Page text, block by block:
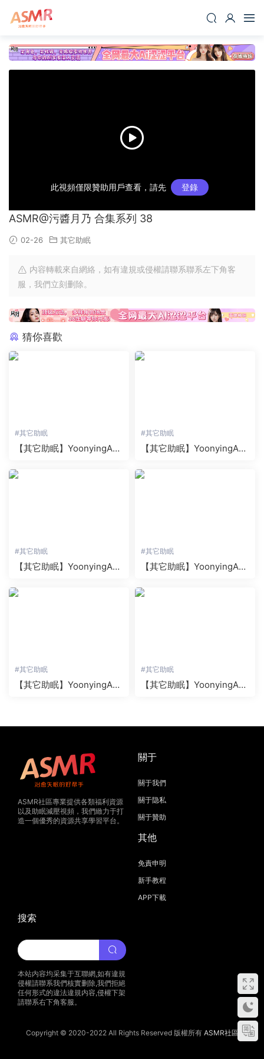
此視頻僅限贊助用戶查看，請先 登錄
ASMR@污醬月乃 合集系列 38
02-26 其它助眠
内容轉載來自網絡，如有違規或侵權請聯系聯系左下角客
服，我們立刻删除。
猜你喜歡
#其它助眠
【其它助眠】YoonyingAS
#其它助眠
【其它助眠】YoonyingAS
的秘密 2
#其它助眠
【其它助眠】YoonyingAS
的秘密 1
#其它助眠
【其它助眠】YoonyingAS
險
#其它助眠
【其它助眠】YoonyingAS
#其它助眠
【其它助眠】YoonyingAS
ASMR社區專業提供各類福利資源
以及助眠減壓視頻，我們緻力于打
造一個優秀的資源共享學習平台。
關于
關于我們
關于隐私
關于贊助
其他
免責申明
新手教程
APP下載
搜索
本站内容均采集于互聯網,如有違規
侵權請聯系我們核實删除,我們拒絕
任何形式的違法違規内容,侵權下架
請聯系右下角客服。
Copyright © 2020-2022 All Rights Reserved 版權所有 ASMR社區